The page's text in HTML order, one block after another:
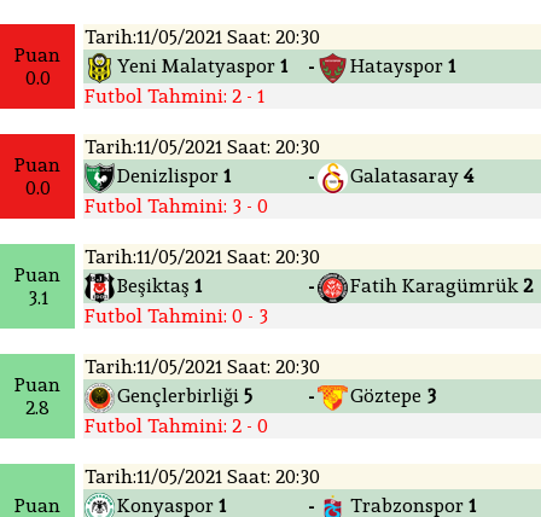
Puan
0.0
Tarih:11/05/2021 Saat: 20:30
Yeni Malatyaspor 1 - Hatayspor 1
Futbol Tahmini: 2 - 1
Puan
0.0
Tarih:11/05/2021 Saat: 20:30
Denizlispor 1 - Galatasaray 4
Futbol Tahmini: 3 - 0
Puan
3.1
Tarih:11/05/2021 Saat: 20:30
Beşiktaş 1 - Fatih Karagümrük 2
Futbol Tahmini: 0 - 3
Puan
2.8
Tarih:11/05/2021 Saat: 20:30
Gençlerbirliği 5 - Göztepe 3
Futbol Tahmini: 2 - 0
Puan
Tarih:11/05/2021 Saat: 20:30
Konyaspor 1 - Trabzonspor 1